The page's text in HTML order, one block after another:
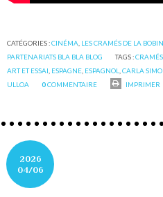
CATÉGORIES :CINÉMA LES CRAMÉS DE LA
PARTENARIATS BLA BLA BLOG
TAGS :CRAMÉS
ART ET ESSAI ESPAGNE ESPAGNOL ,CARLA
ULLOA
0COMMENTAIRE IMPRIMER
2026
04/06